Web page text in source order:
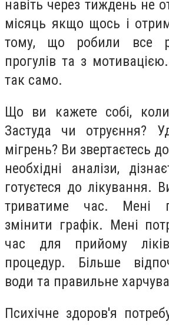
навіть через тиждень не
місяць якщо щось і
тому, що робили все
прогулів та з
так само.
Що ви кажете собі, коли
Застуда чи отруєння?
мігрень? Ви звертаєтесь
необхідні аналізи,
готуєтеся до лікування.
триватиме час. Мені
змінити графік. Мені
час для прийому
процедур. Більше
води та правильне
Психічне здоров'я